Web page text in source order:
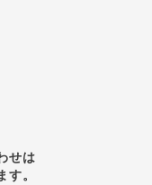
せは
。